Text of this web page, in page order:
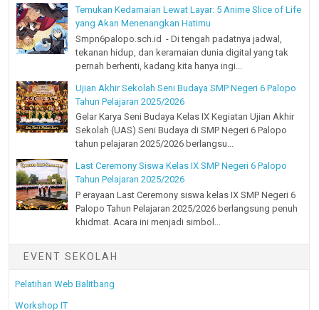
Temukan Kedamaian Lewat Layar: 5 Anime Slice of Life
yang Akan Menenangkan Hatimu
Smpn6palopo.sch.id - Di tengah padatnya jadwal,
tekanan hidup, dan keramaian dunia digital yang tak
pernah berhenti, kadang kita hanya ingi...
Ujian Akhir Sekolah Seni Budaya SMP Negeri 6 Palopo
Tahun Pelajaran 2025/2026
Gelar Karya Seni Budaya Kelas IX Kegiatan Ujian Akhir
Sekolah (UAS) Seni Budaya di SMP Negeri 6 Palopo
tahun pelajaran 2025/2026 berlangsu...
Last Ceremony Siswa Kelas IX SMP Negeri 6 Palopo
Tahun Pelajaran 2025/2026
P erayaan Last Ceremony siswa kelas IX SMP Negeri 6
Palopo Tahun Pelajaran 2025/2026 berlangsung penuh
khidmat. Acara ini menjadi simbol...
EVENT SEKOLAH
Pelatihan Web Balitbang
Workshop IT